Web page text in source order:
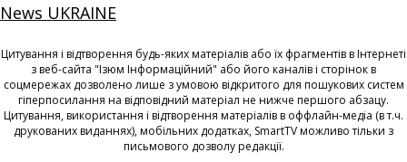
News UKRAINE
Цитування і відтворення будь-яких матеріалів або їх фрагментів в Інтернеті
з веб-сайта "Ізюм Інформаційний" або його каналів і сторінок в
соцмережах дозволено лише з умовою відкритого для пошукових систем
гіперпосилання на відповідний матеріал не нижче першого абзацу.
Цитування, використання і відтворення матеріалів в оффлайн-медіа (в т.ч.
друкованих виданнях), мобільних додатках, SmartTV можливо тільки з
письмового дозволу редакції.